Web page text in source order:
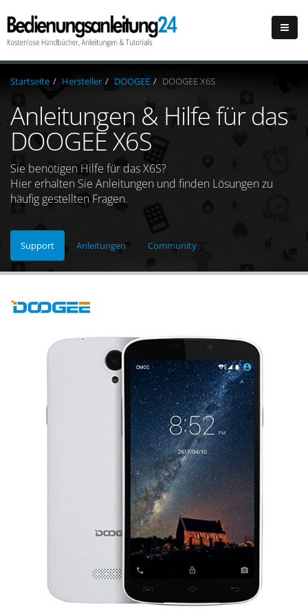
Startseite Hersteller DOOGEE DOOGEE X6S
Anleitungen & Hilfe für das
DOOGEE X6S
Sie benötigen Hilfe für das X6S?
Hier erhalten Sie Anleitungen und finden Lösungen zu
häufig gestellten Fragen.
Support Anleitungen Community